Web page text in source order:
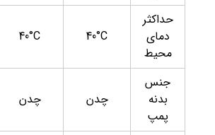
حداکثر
دمای
محیط
40°C
40°C
جنس
بدنه
پمپ
چدن چدن